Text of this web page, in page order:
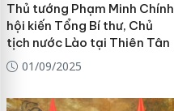
Thủ tướng Phạm Minh Chính
hội kiến Tổng Bí thư, Chủ
tịch nước Lào tại Thiên Tân
01/09/2025